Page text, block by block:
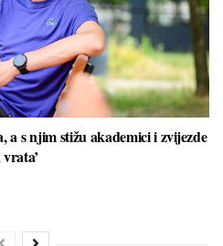
a s njim stižu akademici i zvijezde